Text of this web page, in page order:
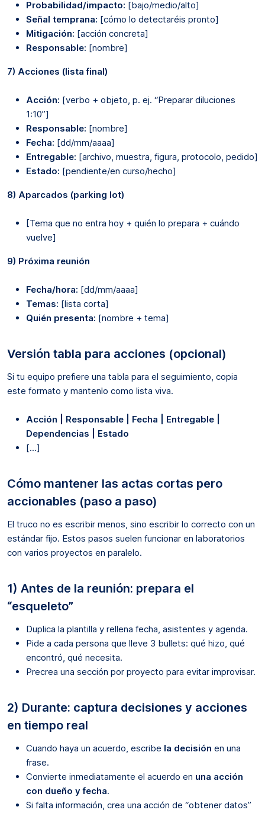
Probabilidad/impacto: [bajo/medio/alto]
Señal temprana: [cómo lo detectaréis pronto]
Mitigación: [acción concreta]
Responsable: [nombre]
7) Acciones (lista final)
Acción: [verbo + objeto, p. ej. “Preparar diluciones
1:10”]
Responsable: [nombre]
Fecha: [dd/mm/aaaa]
Entregable: [archivo, muestra, figura, protocolo, pedido]
Estado: [pendiente/en curso/hecho]
8) Aparcados (parking lot)
[Tema que no entra hoy + quién lo prepara + cuándo
vuelve]
9) Próxima reunión
Fecha/hora: [dd/mm/aaaa]
Temas: [lista corta]
Quién presenta: [nombre + tema]
Versión tabla para acciones (opcional)
Si tu equipo prefiere una tabla para el seguimiento, copia
este formato y mantenlo como lista viva.
Acción | Responsable | Fecha | Entregable |
Dependencias | Estado
[...]
Cómo mantener las actas cortas pero
accionables (paso a paso)
El truco no es escribir menos, sino escribir lo correcto con un
estándar fijo. Estos pasos suelen funcionar en laboratorios
con varios proyectos en paralelo.
1) Antes de la reunión: prepara el
“esqueleto”
Duplica la plantilla y rellena fecha, asistentes y agenda.
Pide a cada persona que lleve 3 bullets: qué hizo, qué
encontró, qué necesita.
Precrea una sección por proyecto para evitar improvisar.
2) Durante: captura decisiones y acciones
en tiempo real
Cuando haya un acuerdo, escribe la decisión en una
frase.
Convierte inmediatamente el acuerdo en una acción
con dueño y fecha.
Si falta información, crea una acción de “obtener datos”